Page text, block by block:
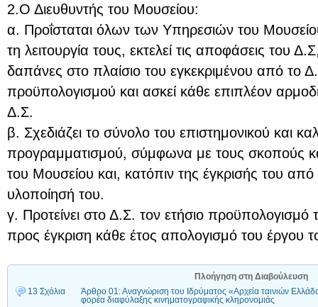
2.Ο Διευθυντής του Μουσείου:
α. Προΐσταται όλων των Υπηρεσιών του
τη λειτουργία τους, εκτελεί τις αποφάσεις του Δ.Σ,
δαπάνες στο πλαίσιο του εγκεκριμένου από το
προϋπολογισμού και ασκεί κάθε επιπλέον
Δ.Σ.
β. Σχεδιάζει το σύνολο του επιστημονικού και
προγραμματισμού, σύμφωνα με τους σκοπούς και
του Μουσείου και, κατόπιν της έγκρισής του
υλοποίησή του.
γ. Προτείνει στο Δ.Σ. τον ετήσιο προϋπολογισμό
προς έγκριση κάθε έτος απολογισμό του έργου
Πλοήγηση στη Διαβούλευση
13 Σχόλια
Άρθρο 01: Αναγνώριση του Ιδρύματος «Αρχεία ταινιών
φορέα διαφύλαξης κινηματογραφικής κληρονομιάς